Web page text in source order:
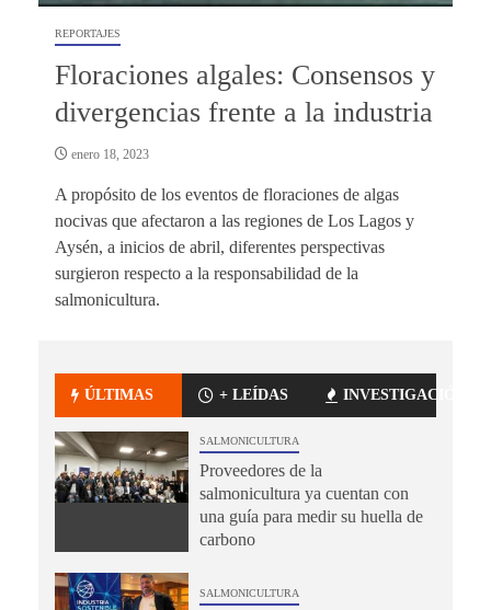
REPORTAJES
Floraciones algales: Consensos y
divergencias frente a la industria
enero 18, 2023
A propósito de los eventos de floraciones de algas
nocivas que afectaron a las regiones de Los Lagos y
Aysén, a inicios de abril, diferentes perspectivas
surgieron respecto a la responsabilidad de la
salmonicultura.
ÚLTIMAS + LEÍDAS INVESTIGACIÓN
SALMONICULTURA
Proveedores de la
salmonicultura ya cuentan con
una guía para medir su huella de
carbono
SALMONICULTURA